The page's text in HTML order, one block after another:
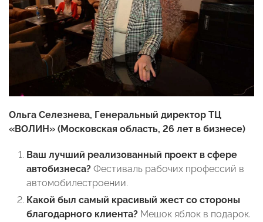
Ольга Селезнева, Генеральный директор ТЦ
«ВОЛИН» (Московская область, 26 лет в бизнесе)
Ваш лучший реализованный проект в сфере
автобизнеса? Фестиваль рабочих профессий в
автомобилестроении.
Какой был самый красивый жест со стороны
благодарного клиента? Мешок яблок в подарок.